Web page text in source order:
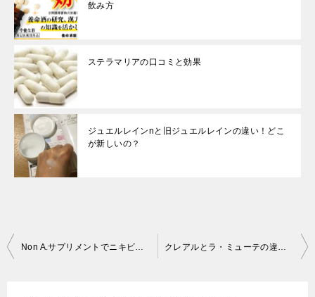
飲み方
ステラマリアの口コミと効果
ジュエルレインnと旧ジュエルレインの違い！どこ
が新しいの？
投
Non A.サプリメントでニキビケア効果とその理由 クレアルとラ・ミューテの違い比較と選び方